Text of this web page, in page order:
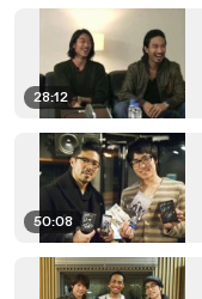
28:12
50:08